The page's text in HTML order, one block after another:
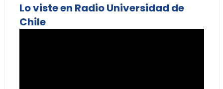
Lo viste en Radio Universidad de
Chile